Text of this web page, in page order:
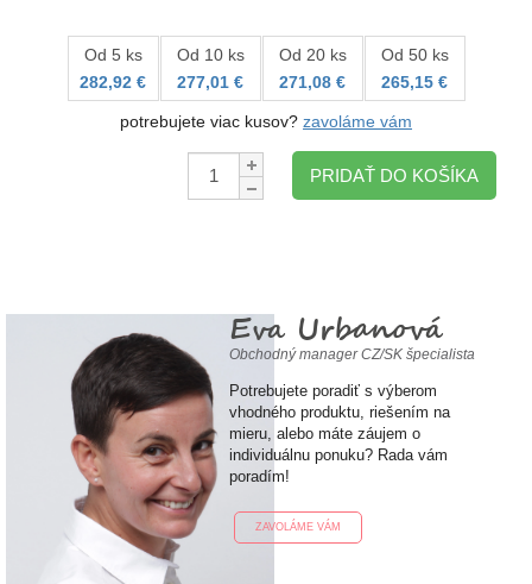
Od 5 ks
282,92 €
Od 10 ks
277,01 €
Od 20 ks
271,08 €
Od 50 ks
265,15 €
potrebujete viac kusov? zavoláme vám
Množstvo:
PRIDAŤ DO KOŠÍKA
Eva Urbanová
Obchodný manager CZ/SK špecialista
Potrebujete poradiť s výberom
vhodného produktu, riešením na
mieru, alebo máte záujem o
individuálnu ponuku? Rada vám
poradím!
ZAVOLÁME VÁM